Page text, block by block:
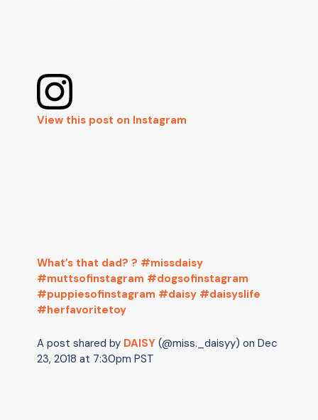
View this post on Instagram
What’s that dad? ? #missdaisy
#muttsofinstagram #dogsofinstagram
#puppiesofinstagram #daisy #daisyslife
#herfavoritetoy
A post shared by DAISY (@miss._daisyy) on Dec
23, 2018 at 7:30pm PST